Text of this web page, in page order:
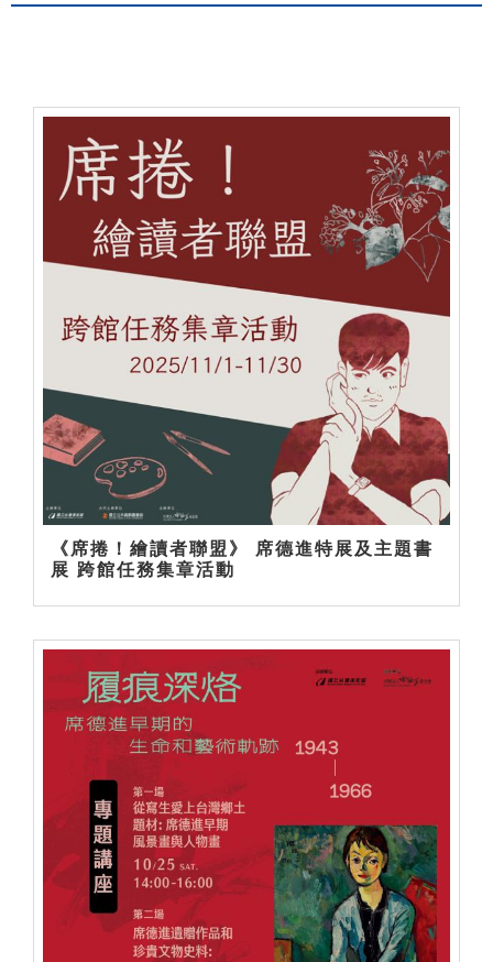
《席捲！繪讀者聯盟》 席德進特展及主題書
展 跨館任務集章活動